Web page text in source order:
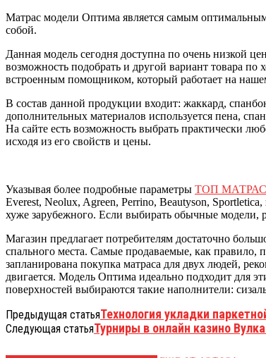
Матрас модели Оптима является самым
собой.
Данная модель сегодня доступна по очень низкой
возможность подобрать и другой вариант товара
встроенным помощником, который работает на
В состав данной продукции входит: жаккард,
дополнительных материалов используется пена,
На сайте есть возможность выбрать практически
исходя из его свойств и цены.
Указывая более подробные параметры ТОП МАТРАС
Everest, Neolux, Agreen, Perrino, Beautyson,
хуже зарубежного. Если выбирать обычные модели,
Магазин предлагает потребителям достаточно
спального места. Самые продаваемые, как правило,
запланирована покупка матраса для двух людей,
двигается. Модель Оптима идеально подходит для
поверхностей выбираются такие наполнители:
Предыдущая статьяТехнология укладки
Следующая статьяТурниры в онлайн казино